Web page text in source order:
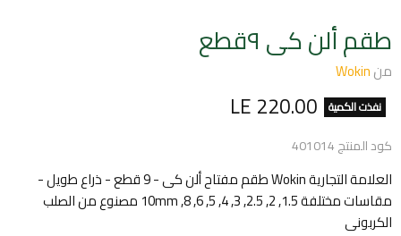
طقم ألن كى ٩قطع
منWokin
نفذت الكمية السعر الحالي
LE 220.00
كود المنتج401014
العلامة التجارية Wokin طقم مفتاح ألن كى - 9 قطع - ذراع طويل -
مقاسات مختلفة 1.5, 2, 2.5, 3, 4, 5, 6, 8, 10mm مصنوع من الصلب
الكربونى